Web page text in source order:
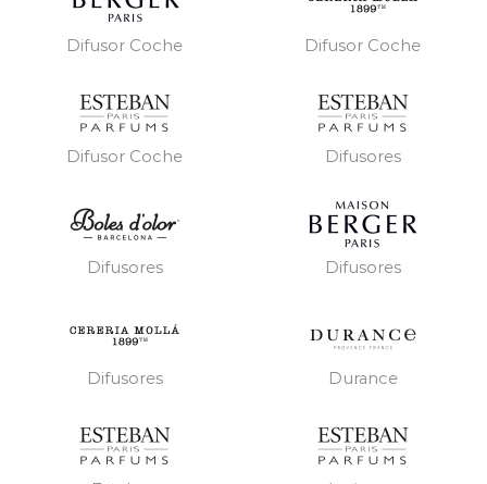
Difusor Coche Difusor Coche
Difusor Coche Difusores
Difusores Difusores
Difusores Durance